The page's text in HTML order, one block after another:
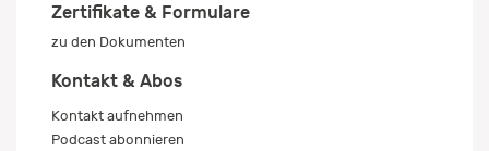
Zertifikate & Formulare
zu den Dokumenten
Kontakt & Abos
Kontakt aufnehmen
Podcast abonnieren